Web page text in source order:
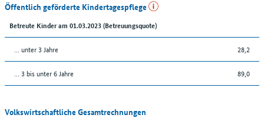
Öffentlich geförderte Kindertagespflege
Betreute Kinder am 01.03.2023 (Betreuungsquote)
… unter 3 Jahre 28,2
… 3 bis unter 6 Jahre 89,0
Volkswirtschaftliche Gesamtrechnungen